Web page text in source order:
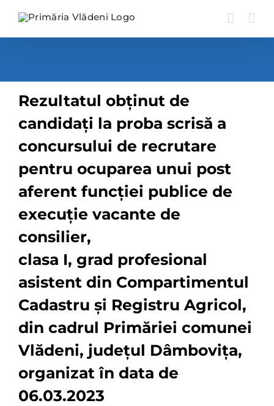
Rezultatul obţinut de
candidaţi la proba scrisă a
concursului de recrutare
pentru ocuparea unui post
aferent funcţiei publice de
execuţie vacante de
consilier,
clasa I, grad profesional
asistent din Compartimentul
Cadastru şi Registru Agricol,
din cadrul Primăriei comunei
Vlădeni, judeţul Dâmboviţa,
organizat în data de
06.03.2023